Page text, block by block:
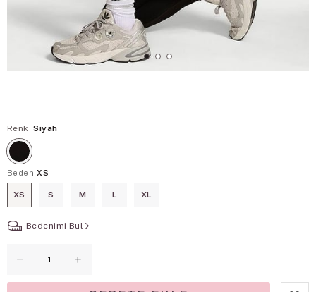
Renk Siyah
Beden XS
XS S M L XL
Bedenimi Bul